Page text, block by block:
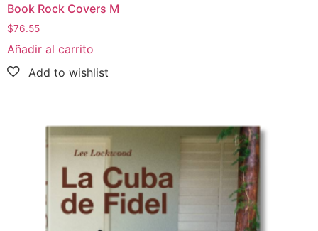
Book Rock Covers M
$76.55
Añadir al carrito